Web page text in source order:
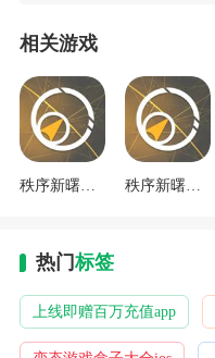
相关游戏
秩序新曙光电脑版下载 秩序新曙光PC版下载
热门标签
上线即赠百万充值app